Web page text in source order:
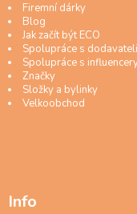
Firemní dárky
Blog
Jak začít být ECO
Spolupráce s dodavateli
Spolupráce s
Značky
Složky a bylinky
Velkoobchod
Info